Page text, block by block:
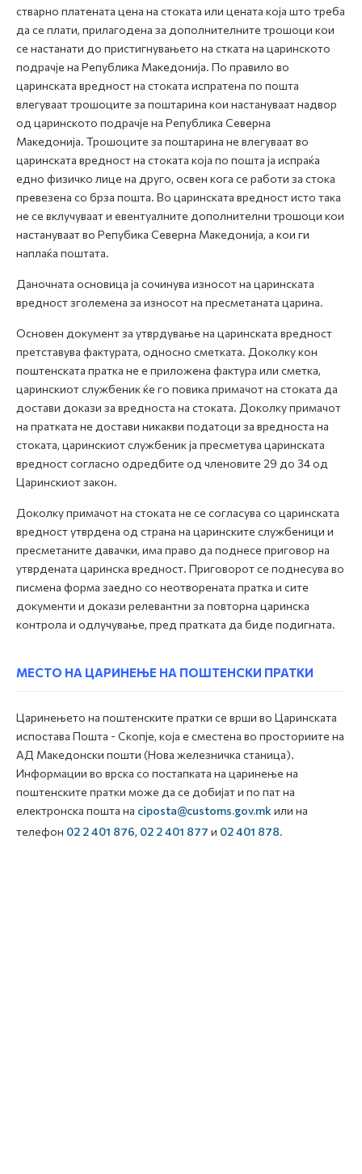
стварно платената цена на стоката или цената која што треба
да се плати, прилагодена за дополнителните трошоци кои
се настанати до пристигнувањето на стката на царинското
подрачје на Република Македонија. По правило во
царинската вредност на стоката испратена по пошта
влегуваат трошоците за поштарина кои настануваат надвор
од царинското подрачје на Република Северна
Македонија. Трошоците за поштарина не влегуваат во
царинската вредност на стоката која по пошта ја испраќа
едно физичко лице на друго, освен кога се работи за стока
превезена со брза пошта. Во царинската вредност исто така
не се вклучуваат и евентуалните дополнителни трошоци кои
настануваат во Репубика Северна Македонија, а кои ги
наплаќа поштата.
Даночната основица ја сочинува износот на царинската
вредност зголемена за износот на пресметаната царина.
Основен документ за утврдување на царинската вредност
претставува фактурата, односно сметката. Доколку кон
поштенската пратка не е приложена фактура или сметка,
царинскиот службеник ќе го повика примачот на стоката да
достави докази за вредноста на стоката. Доколку примачот
на пратката не достави никакви податоци за вредноста на
стоката, царинскиот службеник ја пресметува царинската
вредност согласно одредбите од членовите 29 до 34 од
Царинскиот закон.
Доколку примачот на стоката не се согласува со царинската
вредност утврдена од страна на царинските службеници и
пресметаните давачки, има право да поднесе приговор на
утврдената царинска вредност. Приговорот се поднесува во
писмена форма заедно со неотворената пратка и сите
документи и докази релевантни за повторна царинска
контрола и одлучување, пред пратката да биде подигната.
МЕСТО НА ЦАРИНЕЊЕ НА ПОШТЕНСКИ ПРАТКИ
Царинењето на поштенските пратки се врши во Царинската
испостава Пошта - Скопје, која е сместена во просториите на
АД Македонски пошти (Нова железничка станица).
Информации во врска со постапката на царинење на
поштенските пратки може да се добијат и по пат на
електронска пошта на ciposta@customs.gov.mk или на
телефон 02 2 401 876, 02 2 401 877 и 02 401 878.